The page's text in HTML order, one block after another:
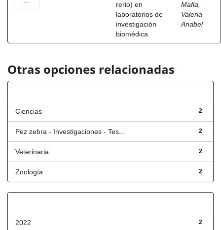
rerio) en
laboratorios de
investigación
biomédica
Mafla,
Valeria
Anabel
Otras opciones relacionadas
2
Ciencias
2
Pez zebra - Investigaciones - Tes...
2
Veterinaria
2
Zoología
2
2022